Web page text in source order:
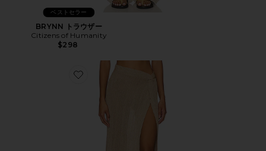
ベストセラー
BRYNN トラウザー
Citizens of Humanity
$298
Favorite HEART OF GOLD スカート